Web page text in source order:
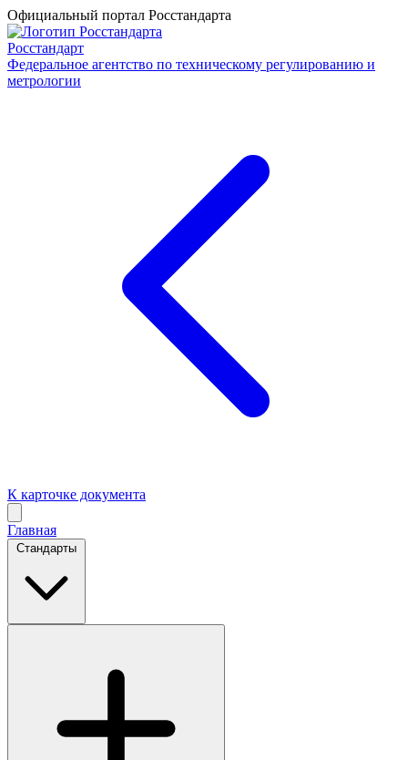
Официальный портал Росстандарта
Росстандарт
Федеральное агентство по техническому регулированию и
метрологии
К карточке документа
Главная
Стандарты